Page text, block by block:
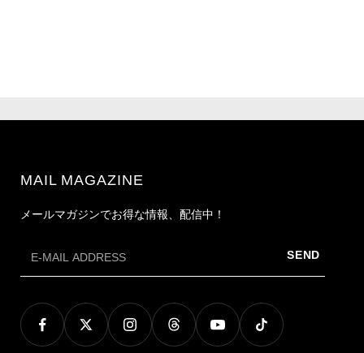
MAIL MAGAZINE
メールマガジンでお得な情報、配信中！
SEND